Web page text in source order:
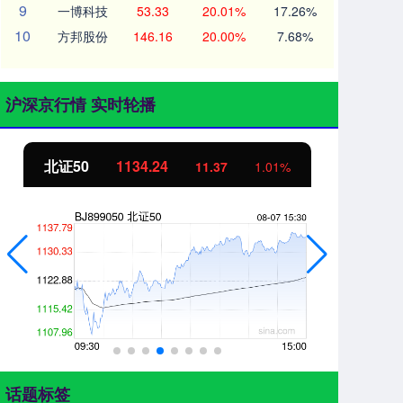
9 一博科技 53.33 20.01% 17.26%
10 方邦股份 146.16 20.00% 7.68%
沪深京行情 实时轮播
北证50 1134.24 11.37 1.01%
话题标签